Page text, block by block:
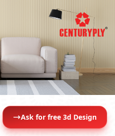
Ask for free 3d Design